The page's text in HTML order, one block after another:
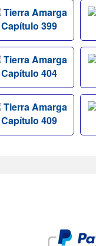
Tierra Amarga
Capítulo 399
Tierra Amarga
Capítulo 404
Tierra Amarga
Capítulo 409